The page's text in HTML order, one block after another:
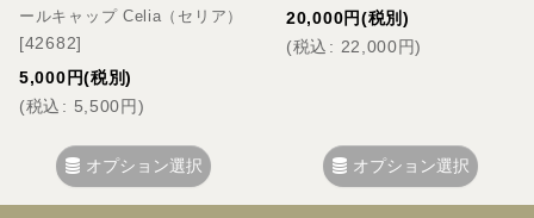
ールキャップ Celia（セリア）
[42682]
5,000 円(税別)
(税込 : 5,500円)
オプション選択
20,000円(税別)
(税込 : 22,000円)
オプション選択